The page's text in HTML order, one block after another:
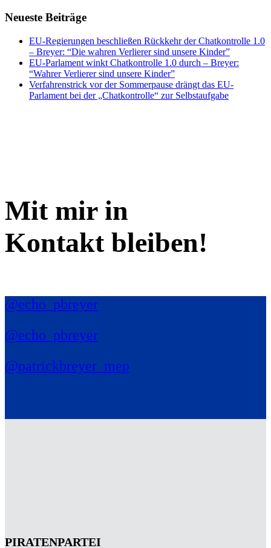
Neueste Beiträge
EU-Regierungen beschließen Rückkehr der Chatkontrolle 1.0
– Breyer: “Die wahren Verlierer sind unsere Kinder”
EU-Parlament winkt Chatkontrolle 1.0 durch – Breyer:
“Wahrer Verlierer sind unsere Kinder”
Verfahrenstrick vor der Sommerpause drängt das EU-
Parlament bei der „Chatkontrolle“ zur Selbstaufgabe
Mit mir in
Kontakt bleiben!
@echo_pbreyer
@echo_pbreyer
@patrickbreyer_mep
PIRATENPARTEI